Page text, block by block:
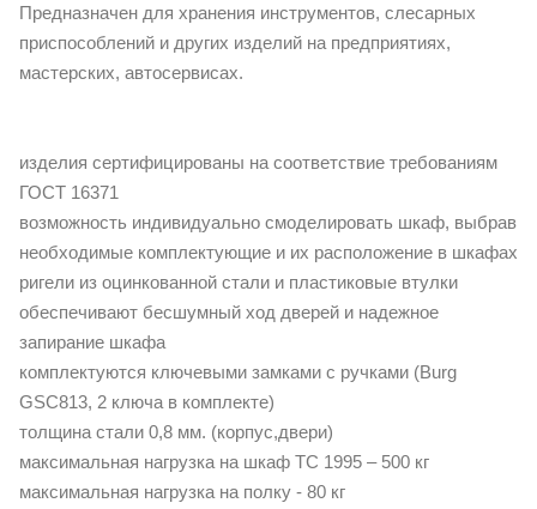
Предназначен для хранения инструментов, слесарных
приспособлений и других изделий на предприятиях,
мастерских, автосервисах.
изделия сертифицированы на соответствие требованиям
ГОСТ 16371
возможность индивидуально смоделировать шкаф, выбрав
необходимые комплектующие и их расположение в шкафах
ригели из оцинкованной стали и пластиковые втулки
обеспечивают бесшумный ход дверей и надежное
запирание шкафа
комплектуются ключевыми замками с ручками (Burg
GSC813, 2 ключа в комплекте)
толщина стали 0,8 мм. (корпус,двери)
максимальная нагрузка на шкаф ТС 1995 – 500 кг
максимальная нагрузка на полку - 80 кг